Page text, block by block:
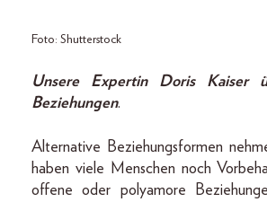
Foto: Shutterstock
Unsere Expertin Doris Kaiser
Beziehungen.
Alternative Beziehungsformen
haben viele Menschen noch
offene oder polyamore